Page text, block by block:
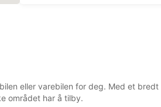
+46 (340) 664199
eller varebilen for deg. Med et
området har å tilby.